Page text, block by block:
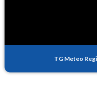
TG Meteo